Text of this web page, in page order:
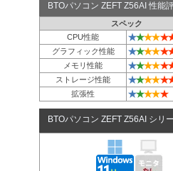
BTOパソコン ZEFT Z56AI 性能
スペック
CPU性能
★★★★★
グラフィック性能 ★★★★★
メモリ性能 ★★★★★
ストレージ性能 ★★★★★
拡張性 ★★★★★
BTOパソコン ZEFT Z56AI シリ